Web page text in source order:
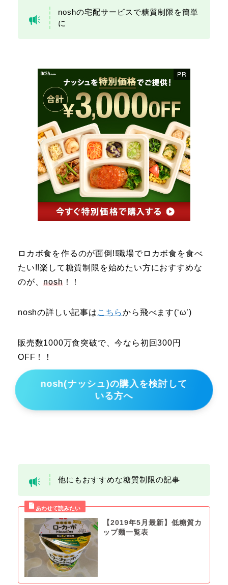
noshの宅配サービスで糖質制限を簡単
に
ロカボ食を作るのが面倒!!職場でロカボ食を食べ
たい!!楽して糖質制限を始めたい方におすすめな
のが、nosh！！
noshの詳しい記事は こちらから飛べます(‘ω’)
販売数1000万食突破で、今なら初回300円
OFF！！
nosh(ナッシュ)の購入を検討して
いる方へ
他にもおすすめな糖質制限の記事
【2019年5月最新】低糖質カ
ップ麺一覧表